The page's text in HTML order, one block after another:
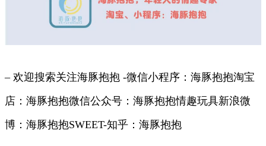
– 欢迎搜索关注海豚抱抱 -微信小程序：海豚抱抱淘宝
店：海豚抱抱微信公众号：海豚抱抱情趣玩具新浪微
博：海豚抱抱SWEET-知乎：海豚抱抱